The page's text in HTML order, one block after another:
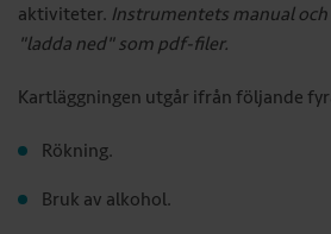
aktiviteter. Instrumentets manual
"ladda ned" som pdf-filer.
Kartläggningen utgår ifrån följande
Rökning.
Bruk av alkohol.